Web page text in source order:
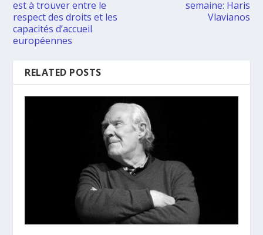
est à trouver entre le
respect des droits et les
capacités d’accueil
européennes
semaine: Haris
Vlavianos
RELATED POSTS